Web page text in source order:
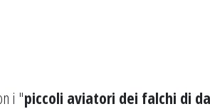
i "piccoli aviatori dei falchi di